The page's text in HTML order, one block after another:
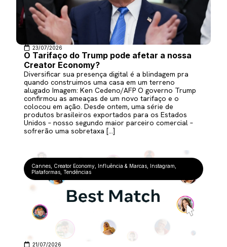
23/07/2026
O Tarifaço do Trump pode afetar a nossa
Creator Economy?
Diversificar sua presença digital é a blindagem pra
quando construimos uma casa em um terreno
alugado Imagem: Ken Cedeno/AFP O governo Trump
confirmou as ameaças de um novo tarifaço e o
colocou em ação. Desde ontem, uma série de
produtos brasileiros exportados para os Estados
Unidos – nosso segundo maior parceiro comercial –
sofrerão uma sobretaxa […]
Cannes Creator Economy Influência & Marcas Instagram
Plataformas ,Tendências
21/07/2026